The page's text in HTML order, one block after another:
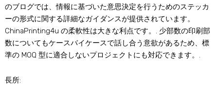
のブログでは、情報に基づいた意思決定を行うためのステッカ
ーの形式に関する詳細なガイダンスが提供されています。
ChinaPrinting4u の柔軟性は大きな利点です。. 少部数の印刷部
数についてもケースバイケースで話し合う意欲があるため、標
準の MOQ 型に適合しないプロジェクトにも対応できます。.
長所: